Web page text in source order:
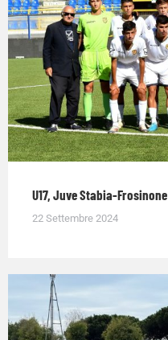
U17, Juve Stabia-
22 Settembre 2024